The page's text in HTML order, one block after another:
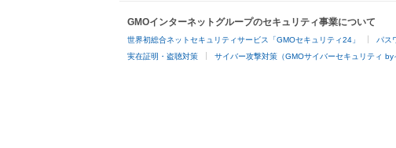
GMOインターネットグループのセキュリティ事業について
世界初総合ネットセキュリティサービス「GMOセキュリティ24」 パス
実在証明・盗聴対策 サイバー攻撃対策（GMOサイバーセキュリティ by